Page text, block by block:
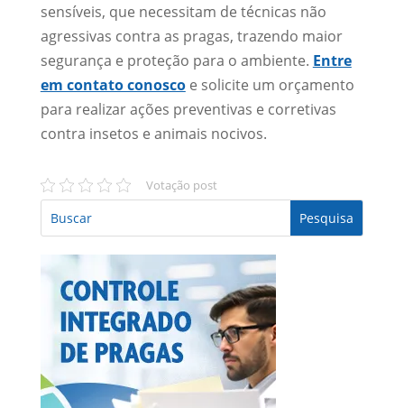
sensíveis, que necessitam de técnicas não
agressivas contra as pragas, trazendo maior
segurança e proteção para o ambiente. Entre
em contato conoscoe solicite um orçamento
para realizar ações preventivas e corretivas
contra insetos e animais nocivos.
Votação post